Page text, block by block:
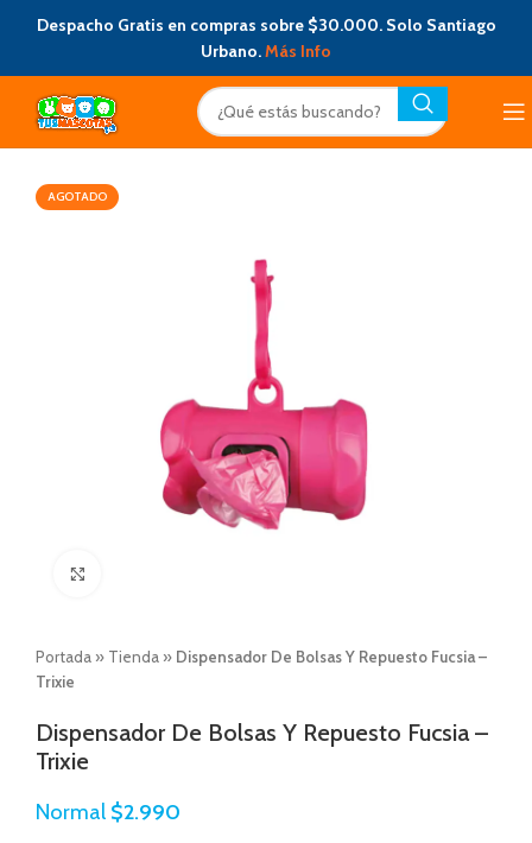
Despacho Gratis en compras sobre $30.000. Solo Santiago
Urbano.Más Info
AGOTADO
Portada » Tienda » Dispensador De Bolsas Y Repuesto Fucsia –
Trixie
Dispensador De Bolsas Y Repuesto Fucsia –
Trixie
Normal $2.990